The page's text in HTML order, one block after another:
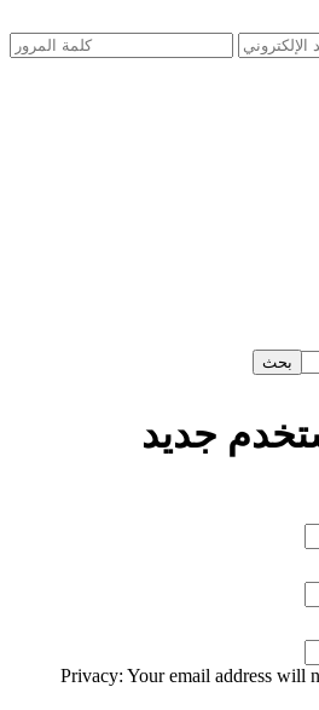
جديد
Privacy: Your email address will